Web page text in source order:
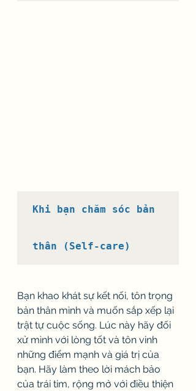
Khi bạn chăm sóc bản
thân (Self-care)
Bạn khao khát sự kết nối, tôn trọng
bản thân mình và muốn sắp xếp lại
trật tự cuộc sống. Lúc này hãy đối
xử mình với lòng tốt và tôn vinh
những điểm mạnh và giá trị của
bạn. Hãy làm theo lời mách bảo
của trái tim, rộng mở với điều thiện